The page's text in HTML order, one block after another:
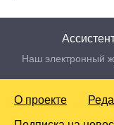
Наш электронный
О проекте